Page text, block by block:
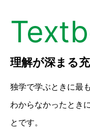
理解が深まる
独学で学ぶときに最
わからなかったとき
とです。